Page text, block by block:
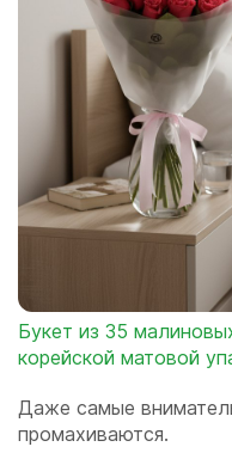
Букет из 35
корейской матовой
Даже самые
промахиваются.